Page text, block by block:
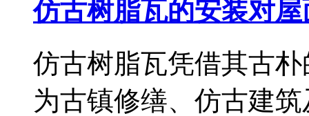
仿古树脂瓦的安装对
仿古树脂瓦凭借其古
为古镇修缮、仿古建